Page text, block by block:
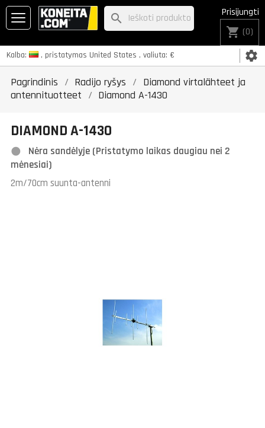
Kalba: , pristatymas United States , valiuta: € settings
Prisijungti
shopping_cart (0)
search
Pagrindinis Radijo ryšys
Diamond virtalähteet ja
antennituotteet
Diamond A-1430
DIAMOND A-1430
Nėra sandėlyje (Pristatymo laikas daugiau nei 2
mėnesiai)
2m/70cm suunta-antenni